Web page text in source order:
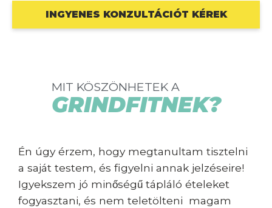
INGYENES KONZULTÁCIÓT KÉREK
MIT KÖSZÖNHETEK A
GRINDFITNEK?
Megszerettem a sportolást. Az életem része
lett a mozgás, a heti rendszerességű edzés.
Iskolásként le tudom vezetni a stresszt és
segít a koncentrációban. Megtanultam,